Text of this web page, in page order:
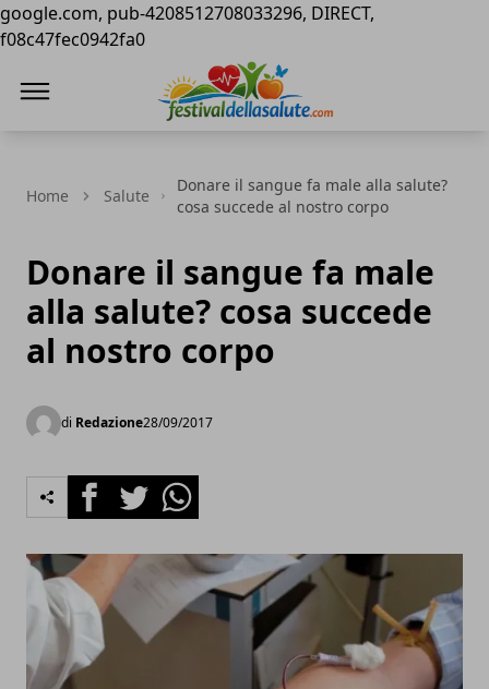
google.com, pub-4208512708033296, DIRECT,
f08c47fec0942fa0
Home Salute
Donare il sangue fa male alla salute?
cosa succede al nostro corpo
Donare il sangue fa male
alla salute? cosa succede
al nostro corpo
di Redazione28/09/2017
FacebookTwitterWhatsapp